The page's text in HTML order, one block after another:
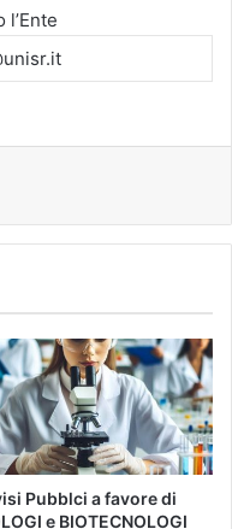
Pubblci a favore di
e BIOTECNOLOGI